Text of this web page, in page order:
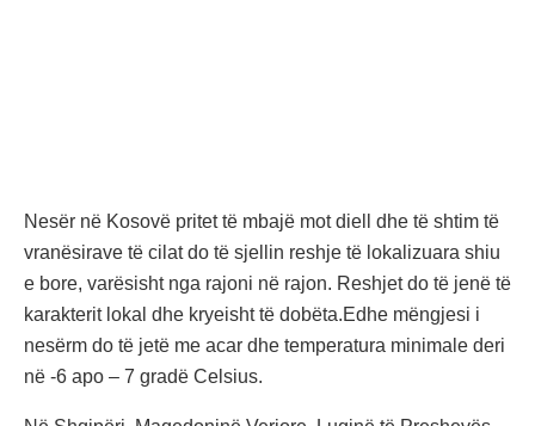
Nesër në Kosovë pritet të mbajë mot diell dhe të shtim të
vranësirave të cilat do të sjellin reshje të lokalizuara shiu
e bore, varësisht nga rajoni në rajon. Reshjet do të jenë të
karakterit lokal dhe kryeisht të dobëta.Edhe mëngjesi i
nesërm do të jetë me acar dhe temperatura minimale deri
në -6 apo – 7 gradë Celsius.